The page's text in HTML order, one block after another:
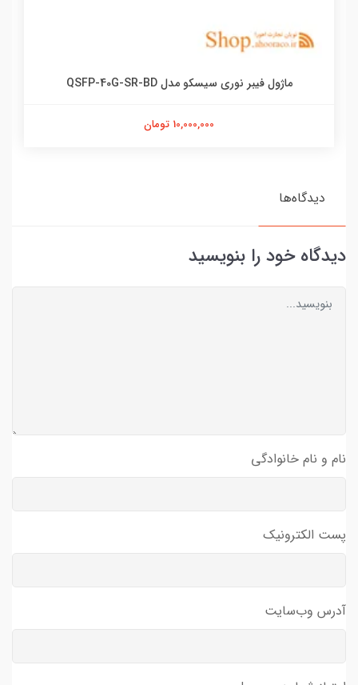
ماژول فیبر نوری سیسکو مدل QSFP-40G-SR-BD
10,000,000 تومان
دیدگاه‌ها
دیدگاه خود را بنویسید
نام و نام خانوادگی
پست الکترونیک
آدرس وب‌سایت